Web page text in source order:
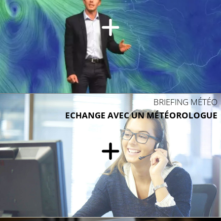
BRIEFING MÉTÉO
ECHANGE AVEC UN MÉTÉOROLOGUE